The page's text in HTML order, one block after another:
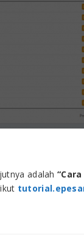
adalah